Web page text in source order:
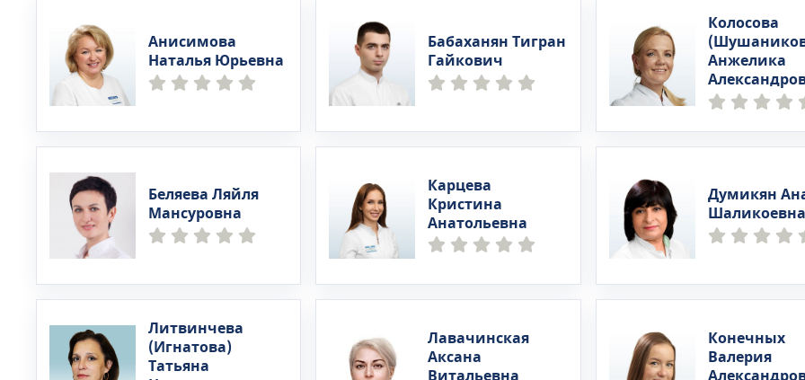
Анисимова
Наталья Юрьевна
Бабаханян Тигран
Гайкович
Колосова
Анжелика
Беляева Ляйля
Мансуровна
Карцева
Кристина
Анатольевна
Думикян
Шаликоевна
Литвинчева
(Игнатова)
Татьяна
Лавачинская
Аксана
Конечных
Валерия